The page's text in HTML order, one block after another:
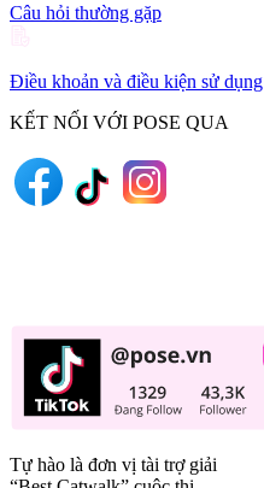
Câu hỏi thường gặp
Điều khoản và điều kiện sử dụng
KẾT NỐI VỚI POSE QUA
Tự hào là đơn vị tài trợ giải